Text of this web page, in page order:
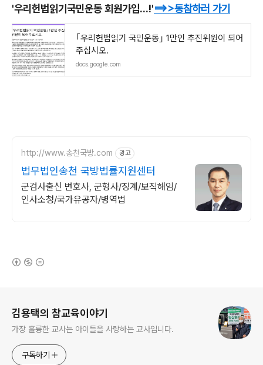
'우리헌법읽기국민운동 회원가입...!'==>>동참하러 가기
｢우리헌법읽기 국민운동｣ 1만인 추진위원이 되어
주십시오.
docs.google.com
http://www.송천국방.com 광고
법무법인송천 국방법률지원센터
군검사출신 변호사, 군형사/징계/보직해임/
인사소청/국가유공자/병역법
김용택의 참교육이야기
가장 훌륭한 교사는 아이들을 사랑하는 교사입니다.
구독하기